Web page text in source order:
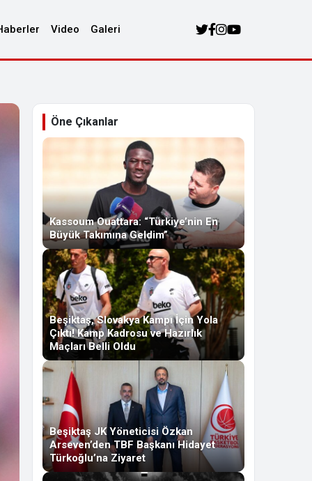
Video Galeri
Öne Çıkanlar
Kassoum Ouattara: “Türkiye’nin En
Büyük Takımına Geldim”
Beşiktaş, Slovakya Kampı İçin Yola
Çıktı! Kamp Kadrosu ve Hazırlık
Maçları Belli Oldu
Beşiktaş JK Yöneticisi Özkan
Arseven’den TBF Başkanı Hidayet
Türkoğlu’na Ziyaret